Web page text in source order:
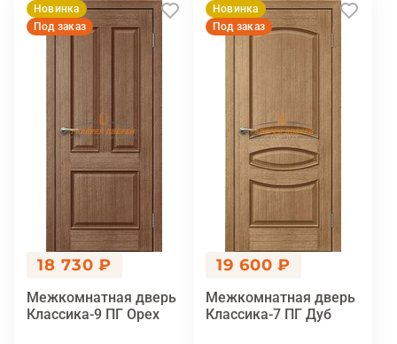
Новинка
Под заказ
18 730 ₽
Межкомнатная дверь
Классика-9 ПГ Орех
Новинка
Под заказ
19 600 ₽
Межкомнатная дверь
Классика-7 ПГ Дуб